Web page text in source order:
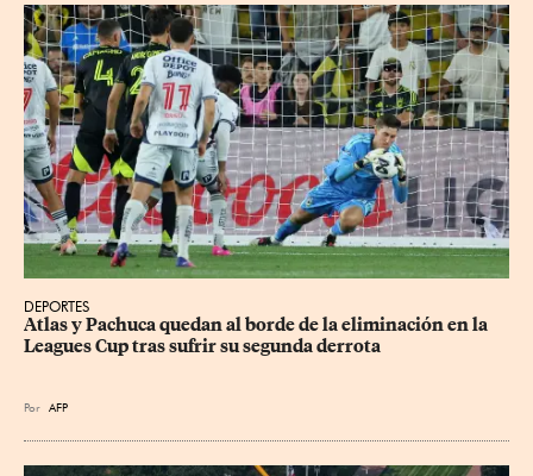
DEPORTES
Atlas y Pachuca quedan al borde de la eliminación en la
Leagues Cup tras sufrir su segunda derrota
Por AFP